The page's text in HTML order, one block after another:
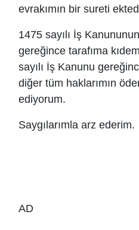
evrakımın bir sureti
1475 sayılı İş
gereğince tarafıma
sayılı İş Kanunu
diğer tüm haklarımın
ediyorum.
Saygılarımla arz ederim.
İSİM
AD